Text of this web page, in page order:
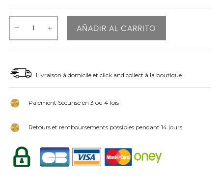
AÑADIR AL CARRITO
Livraison à domicile et click and collect à la boutique
Paiement Sécurisé en 3 ou 4 fois
Retours et remboursements possibles pendant 14 jours